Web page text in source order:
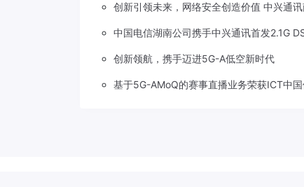
创新引领未来，网络安全创造价值 中兴通
中国电信湖南公司携手中兴通讯首发2.1G
创新领航，携手迈进5G-A低空新时代
基于5G-AMoQ的赛事直播业务荣获ICT中